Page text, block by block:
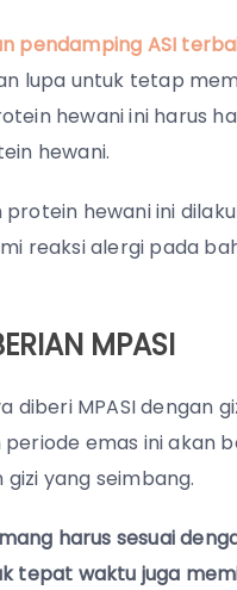
pendamping ASI
lupa untuk tetap
hewani ini harus
hewani.
hewani ini
reaksi alergi pada
MPASI
diberi MPASI dengan
periode emas ini akan
yang seimbang.
harus sesuai
tepat waktu juga